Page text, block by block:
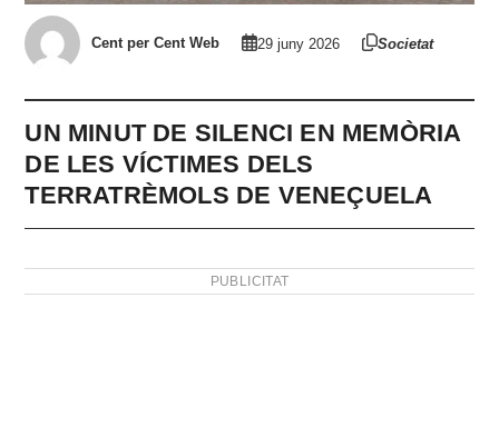
Cent per Cent Web 29 juny 2026 Societat
UN MINUT DE SILENCI EN MEMÒRIA
DE LES VÍCTIMES DELS
TERRATRÈMOLS DE VENEÇUELA
PUBLICITAT